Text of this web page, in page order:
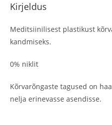
Kirjeldus
Meditsiinilisest plastikust
kandmiseks.
0% niklit
Kõrvarõngaste tagused on
nelja erinevasse asendisse.